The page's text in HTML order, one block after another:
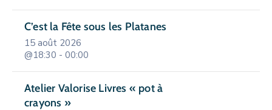
C’est la Fête sous les Platanes
15 août 2026
@18:30 - 00:00
Atelier Valorise Livres « pot à
crayons »